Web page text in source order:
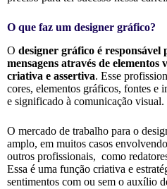
O que faz um designer gráfico?
O designer gráfico é
mensagens através de elementos
criativa e assertiva. Esse
cores, elementos gráficos, fontes e
e significado à comunicação visual.
O mercado de trabalho para o
amplo, em muitos casos
outros profissionais, como
Essa é uma função criativa e
sentimentos com ou sem o auxílio